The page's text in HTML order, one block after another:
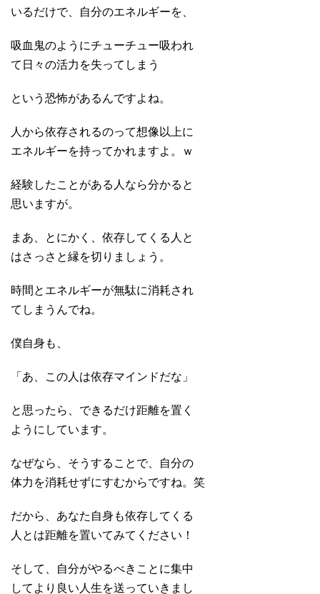
いるだけで、自分のエネルギーを、
吸血鬼のようにチューチュー吸われ
て日々の活力を失ってしまう
という恐怖があるんですよね。
人から依存されるのって想像以上に
エネルギーを持ってかれますよ。ｗ
経験したことがある人なら分かると
思いますが。
まあ、とにかく、依存してくる人と
はさっさと縁を切りましょう。
時間とエネルギーが無駄に消耗され
てしまうんでね。
僕自身も、
「あ、この人は依存マインドだな」
と思ったら、できるだけ距離を置く
ようにしています。
なぜなら、そうすることで、自分の
体力を消耗せずにすむからですね。笑
だから、あなた自身も依存してくる
人とは距離を置いてみてください！
そして、自分がやるべきことに集中
してより良い人生を送っていきまし